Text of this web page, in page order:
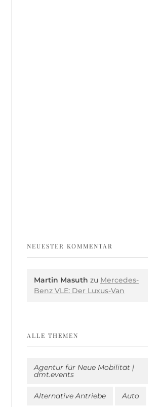
NEUESTER KOMMENTAR
Martin Masuth zu Mercedes-
Benz VLE: Der Luxus-Van
ALLE THEMEN
Agentur für Neue Mobilität |
dmt.events
Alternative Antriebe Auto